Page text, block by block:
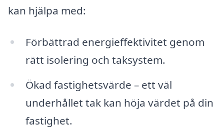
kan hjälpa med:
Förbättrad energieffektivitet genom
rätt isolering och taksystem.
Ökad fastighetsvärde – ett väl
underhållet tak kan höja värdet på din
fastighet.